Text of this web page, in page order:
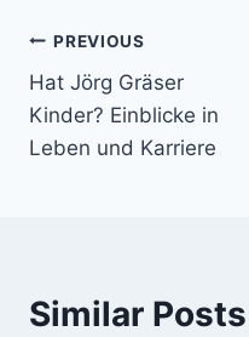
Post
navigation
PREVIOUS
Hat Jörg Gräser
Kinder? Einblicke in
Leben und Karriere
Similar Posts